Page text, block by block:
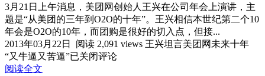
3月21日上午消息，美团网创始人王兴在公司年会上演讲，主
题是“从美团的三年到O2O的十年”。王兴相信本世纪第二个10
年会是O2O的10年，而团购是很好的切入点，但接...
2013年03月22日
阅读 2,091 views 王兴坦言美团网未来十年
“又牛逼又苦逼”已关闭评论
阅读全文